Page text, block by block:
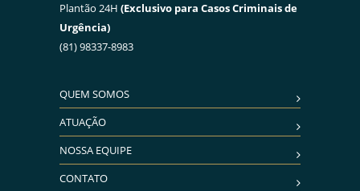
Plantão 24H (Exclusivo para Casos Criminais de
Urgência)
(81) 98337-8983
QUEM SOMOS
ATUAÇÃO
NOSSA EQUIPE
CONTATO